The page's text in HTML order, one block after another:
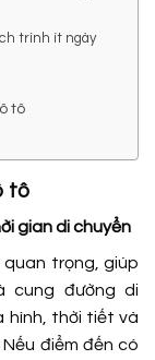
trình ít ngày
tô
tô
gian di chuyển
quan trọng, giúp
cung đường di
hình, thời tiết và
điểm đến có